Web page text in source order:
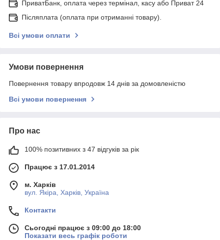
ПриватБанк, оплата через термінал, касу або Приват 24
Післяплата (оплата при отриманні товару).
Всі умови оплати
Умови повернення
Повернення товару впродовж 14 днів за домовленістю
Всі умови повернення
Про нас
100% позитивних з 47 відгуків за рік
Працює з 17.01.2014
м. Харків
вул. Якіра, Харків, Україна
Контакти
Сьогодні працює з 09:00 до 18:00
Показати весь графік роботи